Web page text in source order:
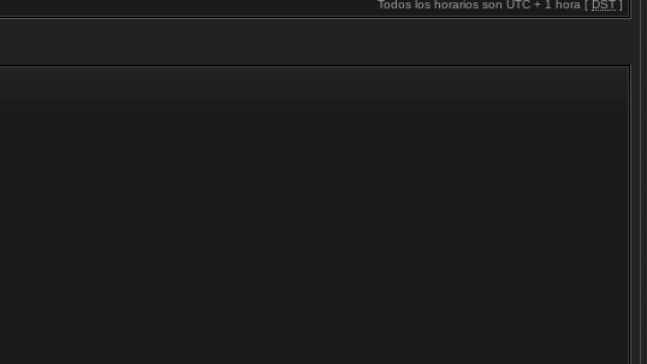
Todos los horarios son UTC + 1 hora [ DST ]